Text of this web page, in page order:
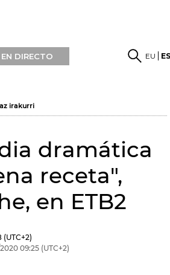
EN DIRECTO EU
irakurri
dramática
receta",
en ETB2
(UTC+2)
09:25 (UTC+2)